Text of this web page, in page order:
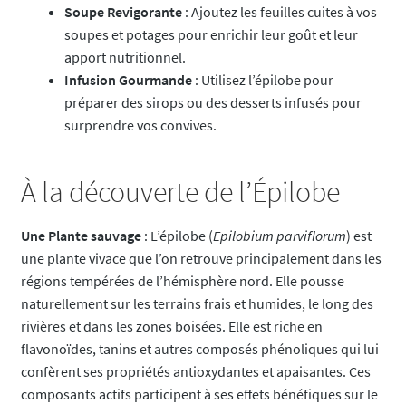
Soupe Revigorante: Ajoutez les feuilles cuites à vos
soupes et potages pour enrichir leur goût et leur
apport nutritionnel.
Infusion Gourmande: Utilisez l’épilobe pour
préparer des sirops ou des desserts infusés pour
surprendre vos convives.
À la découverte de l’Épilobe
Une Plante sauvage: L’épilobe (Epilobium parviflorum) est
une plante vivace que l’on retrouve principalement dans les
régions tempérées de l’hémisphère nord. Elle pousse
naturellement sur les terrains frais et humides, le long des
rivières et dans les zones boisées. Elle est riche en
flavonoïdes, tanins et autres composés phénoliques qui lui
confèrent ses propriétés antioxydantes et apaisantes. Ces
composants actifs participent à ses effets bénéfiques sur le